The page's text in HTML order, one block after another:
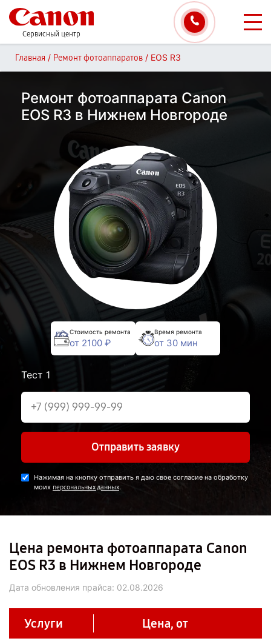
Сервисный центр
Главная / Ремонт фотоаппаратов / EOS R3
Ремонт фотоаппарата Canon
EOS R3 в Нижнем Новгороде
Стоимость ремонта
от 2100 ₽
Время ремонта
от 30 мин
Тест 1
Отправить заявку
Нажимая на кнопку отправить я даю свое согласие на обработку
моих персональных данных.
Цена ремонта фотоаппарата Canon
EOS R3 в Нижнем Новгороде
Дата обновления прайса: 02.08.2026
Услуги Цена, от